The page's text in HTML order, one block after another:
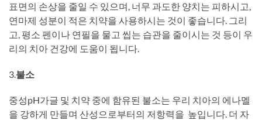
표면의 손상을 줄일 수 있으며, 너무 과도한 양치는 피하시고,
연마제 성분이 적은 치약을 사용하시는 것이 좋습니다. 그리
고, 평소 펜이나 연필을 물고 씹는 습관을 줄이시는 것 등이 우
리의 치아 건강에 도움이 됩니다.
3.불소
중성pH가글 및 치약 중에 함유된 불소는 우리 치아의 에나멜
을 강하게 만들며 산성으로부터의 저항력을 높입니다. 더 자